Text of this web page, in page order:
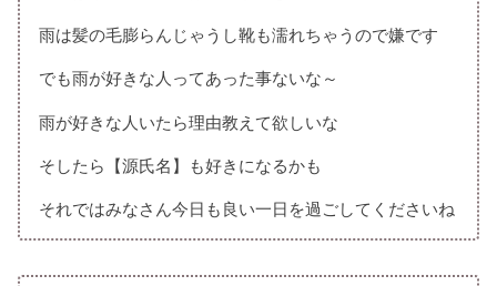
雨は髪の毛膨らんじゃうし靴も濡れちゃうので嫌です
でも雨が好きな人ってあった事ないな～
雨が好きな人いたら理由教えて欲しいな
そしたら【源氏名】も好きになるかも
それではみなさん今日も良い一日を過ごしてくださいね